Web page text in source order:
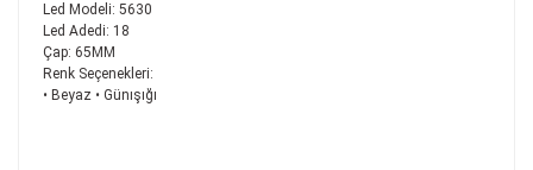
Led Modeli: 5630
Led Adedi: 18
Çap: 65MM
Renk Seçenekleri:
• Beyaz • Günışığı